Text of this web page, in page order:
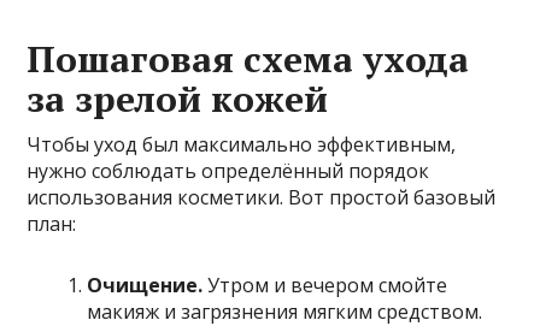
Пошаговая схема ухода
за зрелой кожей
Чтобы уход был максимально эффективным,
нужно соблюдать определённый порядок
использования косметики. Вот простой базовый
план:
Очищение.Утром и вечером смойте
макияж и загрязнения мягким средством.